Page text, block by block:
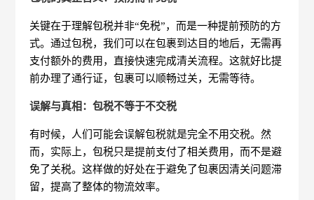
关键在于理解包税并非“免税”，而是一种提前预防的方
式。通过包税，我们可以在包裹到达目的地后，无需再
支付额外的费用，直接快速完成清关流程。这就好比提
前办理了通行证，包裹可以顺畅过关，无需等待。
误解与真相：包税不等于不交税
有时候，人们可能会误解包税就是完全不用交税。然
而，实际上，包税只是提前支付了相关费用，而不是避
免了关税。这样做的好处在于避免了包裹因清关问题滞
留，提高了整体的物流效率。